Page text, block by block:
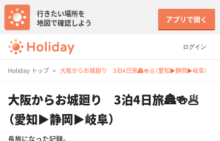
ログイン
行きたい場所を
地図で確認しよう
アプリで開く
Holiday トップ 大阪からお城廻り 3泊4日旅🏯🍻🥟（愛知▶︎静岡▶︎岐阜）
大阪からお城廻り 3泊4日旅🏯🍻🥟
（愛知▶︎静岡▶︎岐阜）
長旅になった記録。